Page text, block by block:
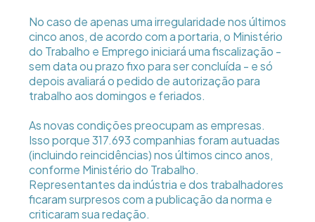
No caso de apenas uma irregularidade nos últimos
cinco anos, de acordo com a portaria, o Ministério
do Trabalho e Emprego iniciará uma fiscalização -
sem data ou prazo fixo para ser concluída - e só
depois avaliará o pedido de autorização para
trabalho aos domingos e feriados.
As novas condições preocupam as empresas.
Isso porque 317.693 companhias foram autuadas
(incluindo reincidências) nos últimos cinco anos,
conforme Ministério do Trabalho.
Representantes da indústria e dos trabalhadores
ficaram surpresos com a publicação da norma e
criticaram sua redação.